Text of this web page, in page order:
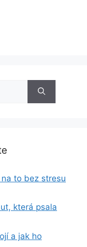
to bez stresu
která psala
a jak ho